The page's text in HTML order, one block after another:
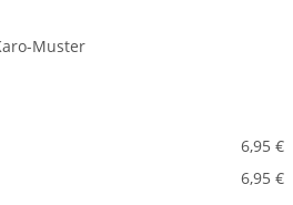
Muster
6,95 €
6,95 €